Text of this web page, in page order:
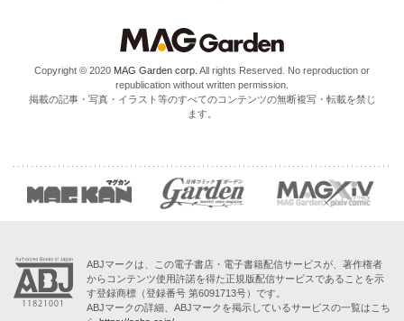
Copyright © 2020 MAG Garden corp. All rights Reserved. No reproduction or
republication without written permission.
掲載の記事・写真・イラスト等のすべてのコンテンツの無断複写・転載を禁じ
ます。
ABJマークは、この電子書店・電子書籍配信サービスが、著作権者
からコンテンツ使用許諾を得た正規版配信サービスであることを示
す登録商標（登録番号 第6091713号）です。
ABJマークの詳細、ABJマークを掲示しているサービスの一覧はこち